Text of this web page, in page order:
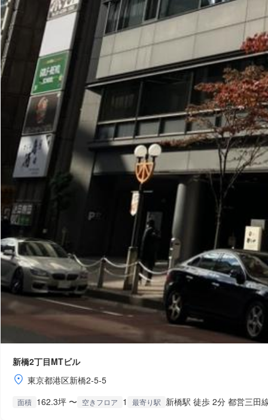
新橋2丁目MTビル
東京都港区新橋2-5-5
面積 162.3坪 〜 空きフロア 1 最寄り駅 新橋駅 徒歩 2分 都営三田